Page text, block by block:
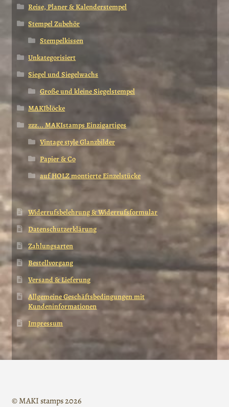
Reise, Planer & Kalenderstempel
Stempel Zubehör
Stempelkissen
Unkategorisiert
Siegel und Siegelwachs
Große und kleine Siegelstempel
MAKIblöcke
zzz... MAKIstamps Einzigartiges
Vintage style Glanzbilder
Papier & Co
auf HOLZ montierte Einzelstücke
Widerrufsbelehrung & Widerrufsformular
Datenschutzerklärung
Zahlungsarten
Bestellvorgang
Versand & Lieferung
Allgemeine Geschäftsbedingungen mit
Kundeninformationen
Impressum
© MAKI stamps 2026